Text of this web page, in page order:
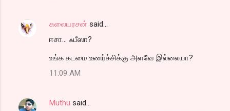
கலையரசன் said…
ஈசா... ஃபீஸா?
உங்க கடமை உணர்ச்சிக்கு அளவே இல்லையா?
11:09 AM
Muthu said…